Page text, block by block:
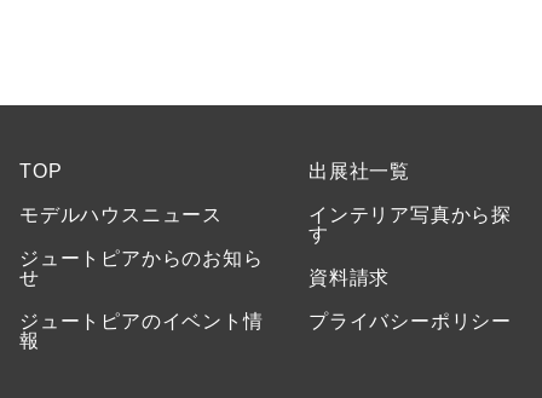
TOP
モデルハウスニュース
ジュートピアからのお知ら
せ
ジュートピアのイベント情
報
出展社一覧
インテリア写真から探
す
資料請求
プライバシーポリシー